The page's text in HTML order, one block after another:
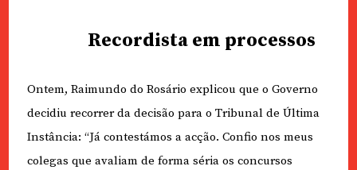
Recordista em processos
Ontem, Raimundo do Rosário explicou que o Governo
decidiu recorrer da decisão para o Tribunal de Última
Instância: “Já contestámos a acção. Confio nos meus
colegas que avaliam de forma séria os concursos